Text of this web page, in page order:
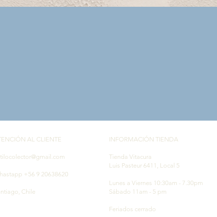
AL CLIENTE
+56 9 20638620
Chile
INFORMACIÓN TIENDA
Tienda Vitacura
Luis Pasteur 6411, Local 5
Lunes a Viernes 10:30am - 7.30pm
Sábado 11am - 5 pm
Feriados cerrado